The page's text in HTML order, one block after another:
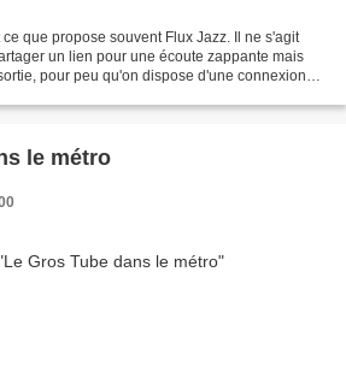
que propose souvent Flux Jazz. Il ne s'agit
un lien pour une écoute zappante mais
pour peu qu'on dispose d'une connexion
le métro